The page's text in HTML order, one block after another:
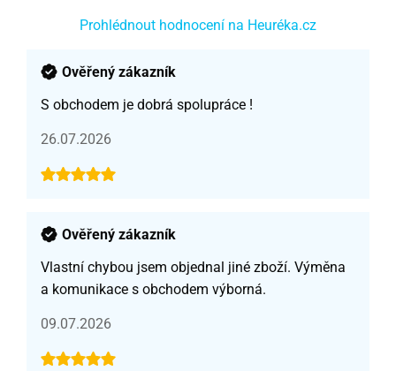
Prohlédnout hodnocení na Heuréka.cz
Ověřený zákazník
S obchodem je dobrá spolupráce !
26.07.2026
Ověřený zákazník
Vlastní chybou jsem objednal jiné zboží. Výměna
a komunikace s obchodem výborná.
09.07.2026